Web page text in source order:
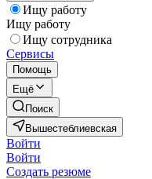
Ищу работу
Ищу работу
Ищу сотрудника
Сервисы
Помощь
Ещё
Поиск
Вышестеблиевская
Войти
Войти
Создать резюме